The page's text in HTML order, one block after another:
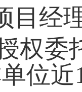
目经
权委
位